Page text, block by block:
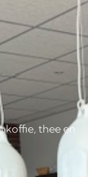
koffie, thee en